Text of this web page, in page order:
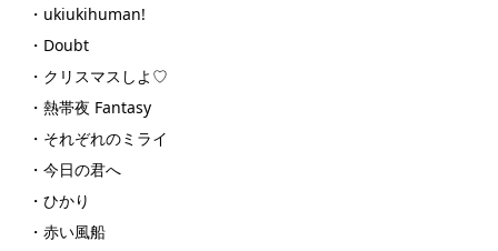
・ukiukihuman!
・Doubt
・クリスマスしよ♡
・熱帯夜 Fantasy
・それぞれのミライ
・今日の君へ
・ひかり
・赤い風船